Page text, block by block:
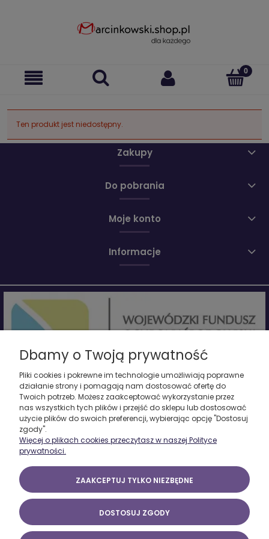
Ten produkt jest niedostępny.
Zakupy
Do pobrania
Moje konto
Informacje
Firma zrealizowała projekt pn. "Termomodernizacja budynku
produkcyjnego - etap I - częściowa wymiana stolarki okiennej oraz
montaż odnawialnego źródła energii elektrycznej".
Całkowita wartość zadania wynosiła 133 548 PLN, dofinansowana
została ze środków Wojewódzkiego Funduszu Ochrony Środowiska i
w ramach umowy pożyczki w wys. 133 548 PLN.
www.wfosigw.lodz.pl
Marcinkowski 2025 - Z.U.P. Witold Marcinkowski, ul. Mickiewicza 6, 98-200
Sieradz
Dbamy o Twoją prywatność
Pliki cookies i pokrewne im technologie umożliwiają poprawne
działanie strony i pomagają nam dostosować ofertę do
Twoich potrzeb. Możesz zaakceptować wykorzystanie przez
nas wszystkich tych plików i przejść do sklepu lub dostosować
użycie plików do swoich preferencji, wybierając opcję "Dostosuj
zgody".
Więcej o plikach cookies przeczytasz w naszej Polityce
prywatności.
ZAAKCEPTUJ TYLKO NIEZBĘDNE
DOSTOSUJ ZGODY